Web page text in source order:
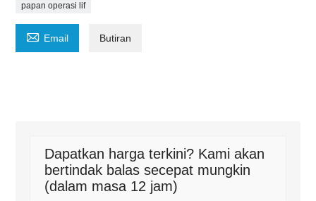
papan operasi lif
 Email Butiran
Dapatkan harga terkini? Kami akan
bertindak balas secepat mungkin
(dalam masa 12 jam)